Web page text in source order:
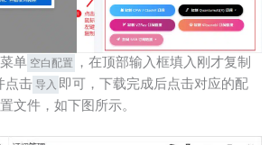
单 空白配置 ，在顶部输入框填入刚才复制
点击导入 即可，下载完成后点击对应的配
文件，如下图所示。